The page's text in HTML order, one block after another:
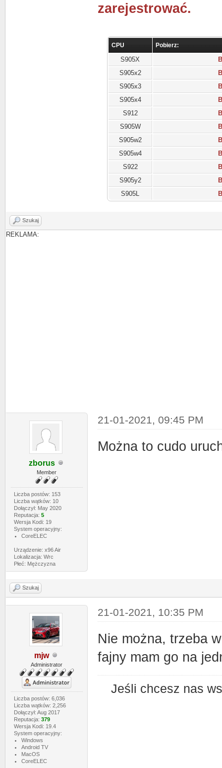
zarejestrować.
CPU Pobierz:
S905X
S905x2
S905x3
S905x4
S912
S905W
S905w2
S905w4
S922
S905y2
S905L
Szukaj
REKLAMA:
zborus
Member
Liczba postów: 153
Liczba wątków: 10
Dołączył: May 2020
Reputacja: 5
Wersja Kodi: 19
System operacyjny:
CoreELEC
Urządzenie: x96 Air
Lokalizacja: Wrc
Płeć: Mężczyzna
21-01-2021, 09:45 PM
Można to cudo
Szukaj
mjw
Administrator
Liczba postów: 6,036
Liczba wątków: 2,256
Dołączył: Aug 2017
Reputacja: 379
Wersja Kodi: 19.4
System operacyjny:
Windows
Android TV
MacOS
CoreELEC
21-01-2021, 10:35 PM
Nie można, trzeba
fajny mam go na
Jeśli chcesz nas